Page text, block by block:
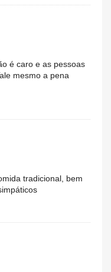
é caro e as pessoas
mesmo a pena
tradicional, bem